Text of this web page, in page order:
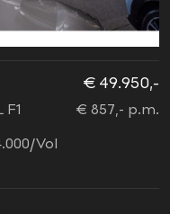
Vol
€ 49.950,-
€ 857,- p.m.